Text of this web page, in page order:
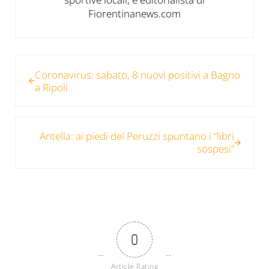
Fiorentinanews.com
Coronavirus: sabato, 8 nuovi positivi a Bagno
a Ripoli
Antella: ai piedi del Peruzzi spuntano i “libri
sospesi”
0
Article Rating